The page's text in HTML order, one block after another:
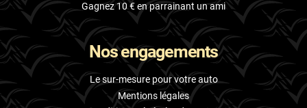
Gagnez 10 € en parrainant un ami
Nos engagements
Le sur-mesure pour votre auto
Mentions légales